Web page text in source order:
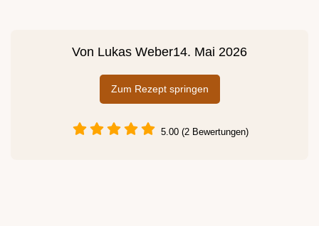
Von Lukas Weber14. Mai 2026
Zum Rezept springen
5.00 (2 Bewertungen)